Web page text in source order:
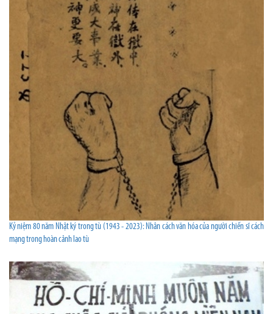
Kỷ niệm 80 năm Nhật ký trong tù (1943 - 2023): Nhân cách văn hóa của người chiến sĩ cách
mạng trong hoàn cảnh lao tù